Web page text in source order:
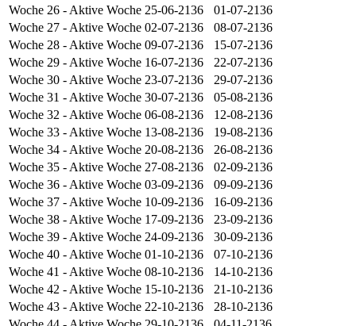
Woche 26 - Aktive Woche 25-06-2136
01-07-2136
Woche 27 - Aktive Woche 02-07-2136
08-07-2136
Woche 28 - Aktive Woche 09-07-2136
15-07-2136
Woche 29 - Aktive Woche 16-07-2136
22-07-2136
Woche 30 - Aktive Woche 23-07-2136
29-07-2136
Woche 31 - Aktive Woche 30-07-2136
05-08-2136
Woche 32 - Aktive Woche 06-08-2136
12-08-2136
Woche 33 - Aktive Woche 13-08-2136
19-08-2136
Woche 34 - Aktive Woche 20-08-2136
26-08-2136
Woche 35 - Aktive Woche 27-08-2136
02-09-2136
Woche 36 - Aktive Woche 03-09-2136
09-09-2136
Woche 37 - Aktive Woche 10-09-2136
16-09-2136
Woche 38 - Aktive Woche 17-09-2136
23-09-2136
Woche 39 - Aktive Woche 24-09-2136
30-09-2136
Woche 40 - Aktive Woche 01-10-2136
07-10-2136
Woche 41 - Aktive Woche 08-10-2136
14-10-2136
Woche 42 - Aktive Woche 15-10-2136
21-10-2136
Woche 43 - Aktive Woche 22-10-2136
28-10-2136